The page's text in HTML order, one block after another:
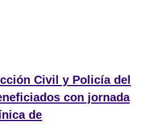
Civil y Policía del
con jornada
de